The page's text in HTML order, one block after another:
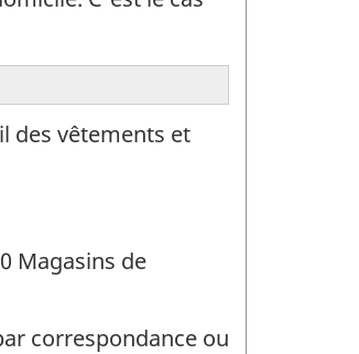
des vêtements et
Magasins de
correspondance ou